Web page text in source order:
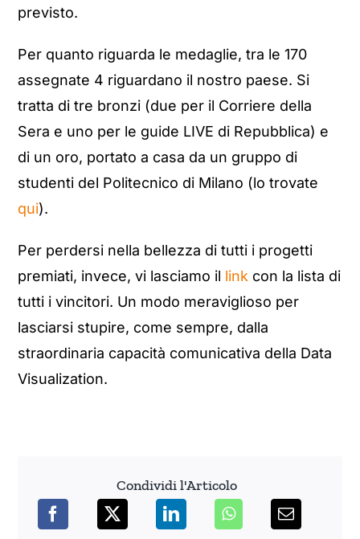
previsto.
Per quanto riguarda le medaglie, tra le 170
assegnate 4 riguardano il nostro paese. Si
tratta di tre bronzi (due per il Corriere della
Sera e uno per le guide LIVE di Repubblica) e
di un oro, portato a casa da un gruppo di
studenti del Politecnico di Milano (lo trovate
qui).
Per perdersi nella bellezza di tutti i progetti
premiati, invece, vi lasciamo il link con la lista di
tutti i vincitori. Un modo meraviglioso per
lasciarsi stupire, come sempre, dalla
straordinaria capacità comunicativa della Data
Visualization.
Condividi l'Articolo